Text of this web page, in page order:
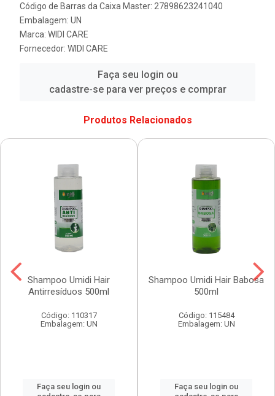
Código de Barras da Caixa Master: 27898623241040
Embalagem: UN
Marca: WIDI CARE
Fornecedor: WIDI CARE
Faça seu login ou
cadastre-se para ver preços e comprar
Produtos Relacionados
Shampoo Umidi Hair
Antirresíduos 500ml
Código: 110317
Embalagem: UN
Faça seu login ou
Shampoo Umidi Hair Babosa
500ml
Código: 115484
Embalagem: UN
Faça seu login ou